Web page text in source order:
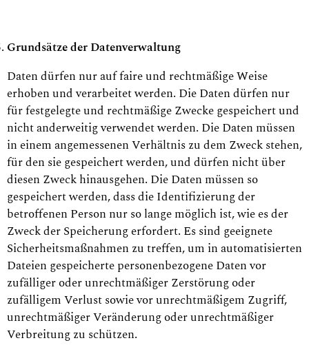
Grundsätze der Datenverwaltung
Daten dürfen nur auf faire und rechtmäßige Weise
erhoben und verarbeitet werden. Die Daten dürfen nur
für festgelegte und rechtmäßige Zwecke gespeichert und
nicht anderweitig verwendet werden. Die Daten müssen
in einem angemessenen Verhältnis zu dem Zweck stehen,
für den sie gespeichert werden, und dürfen nicht über
diesen Zweck hinausgehen. Die Daten müssen so
gespeichert werden, dass die Identifizierung der
betroffenen Person nur so lange möglich ist, wie es der
Zweck der Speicherung erfordert. Es sind geeignete
Sicherheitsmaßnahmen zu treffen, um in automatisierten
Dateien gespeicherte personenbezogene Daten vor
zufälliger oder unrechtmäßiger Zerstörung oder
zufälligem Verlust sowie vor unrechtmäßigem Zugriff,
unrechtmäßiger Veränderung oder unrechtmäßiger
Verbreitung zu schützen.